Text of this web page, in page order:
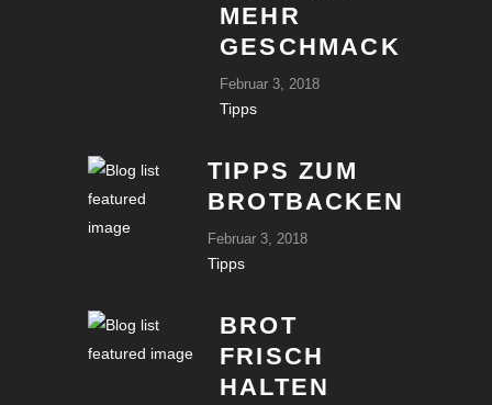
MEHR
GESCHMACK
Februar 3, 2018
Tipps
TIPPS ZUM
BROTBACKEN
Februar 3, 2018
Tipps
BROT
FRISCH
HALTEN